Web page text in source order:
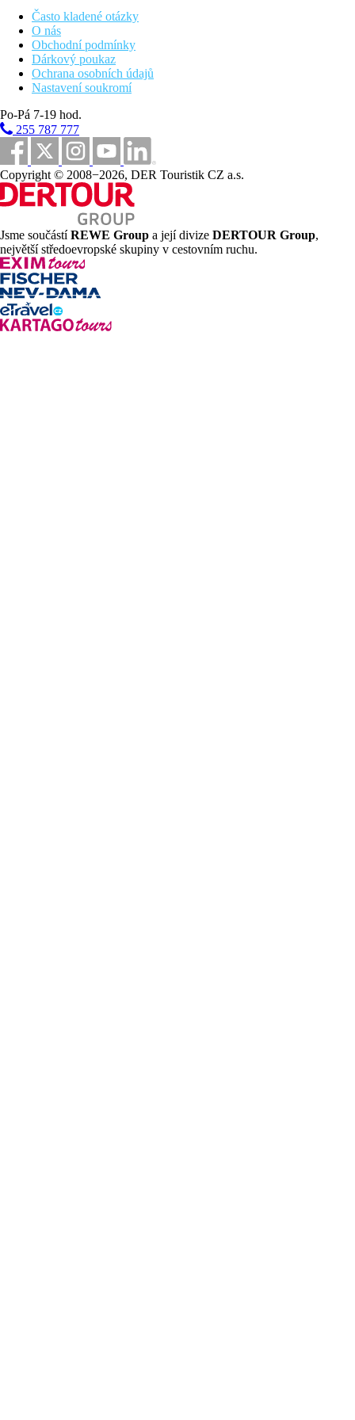
fitness
Wi-Fi (zdarma)
Popis pláže
písčitá
Sportovní aktivity zdarma
tenisový kurt
plážový volejbal
stolní tenis
fitness
deskové hry
kulečník
šnorchlování
večerní programy
Sportovní aktivity za příplatek
elektrická kola
potápěčské centrum
vodní sporty
Často kladené otázky
O nás
Obchodní podmínky
Dárkový poukaz
Ochrana osobních údajů
Nastavení soukromí
Po-Pá 7-19 hod.
255 787 777
Copyright © 2008−2026, DER Touristik CZ a.s.
Jsme součástíREWE Group a její divize DERTOUR Group,
největší středoevropské skupiny v cestovním ruchu.